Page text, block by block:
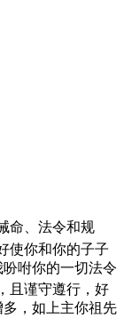
命、法令和规
使你和你的子子
咐你的一切法令
且谨守遵行，好
，如上主你祖先